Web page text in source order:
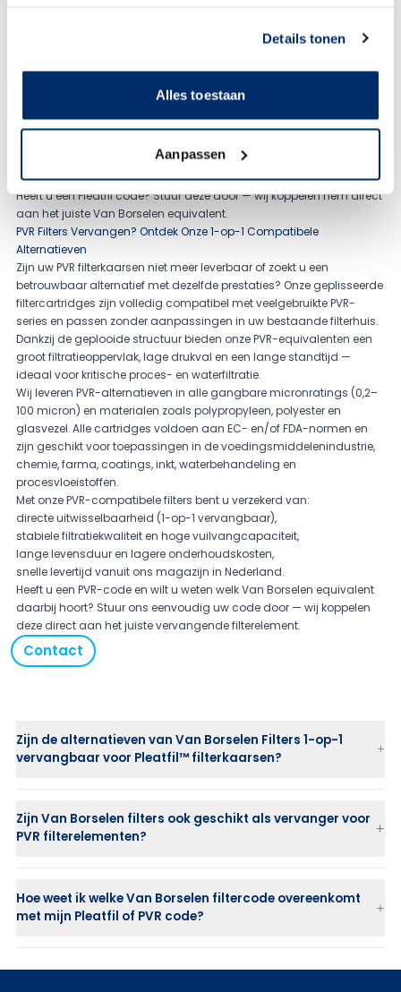
Details tonen
Alles toestaan
Aanpassen
PGP-lijn. Onze equivalenten worden geproduceerd volgens dezelfde
Onze alternatieven zijn beschikbaar in dezelfde lengtes,
aansluitingen en micronratings als de oorspronkelijke Pleatfil filters.
identieke filtratiekwaliteit,
korte levertijden uit voorraad.
Heeft u een Pleatfil code? Stuur deze door — wij koppelen hem direct
aan het juiste Van Borselen equivalent.
PVR Filters Vervangen? Ontdek Onze 1-op-1 Compatibele
Alternatieven
Zijn uw PVR filterkaarsen niet meer leverbaar of zoekt u een
betrouwbaar alternatief met dezelfde prestaties? Onze geplisseerde
filtercartridges zijn volledig compatibel met veelgebruikte PVR-
series en passen zonder aanpassingen in uw bestaande filterhuis.
Dankzij de geplooide structuur bieden onze PVR-equivalenten een
groot filtratieoppervlak, lage drukval en een lange standtijd —
ideaal voor kritische proces- en waterfiltratie.
Wij leveren PVR-alternatieven in alle gangbare micronratings (0,2–
100 micron) en materialen zoals polypropyleen, polyester en
glasvezel. Alle cartridges voldoen aan EC- en/of FDA-normen en
zijn geschikt voor toepassingen in de voedingsmiddelenindustrie,
chemie, farma, coatings, inkt, waterbehandeling en
procesvloeistoffen.
Met onze PVR-compatibele filters bent u verzekerd van:
directe uitwisselbaarheid (1-op-1 vervangbaar),
stabiele filtratiekwaliteit en hoge vuilvangcapaciteit,
lange levensduur en lagere onderhoudskosten,
snelle levertijd vanuit ons magazijn in Nederland.
Heeft u een PVR-code en wilt u weten welk Van Borselen equivalent
daarbij hoort? Stuur ons eenvoudig uw code door — wij koppelen
deze direct aan het juiste vervangende filterelement.
Contact
Zijn de alternatieven van Van Borselen Filters 1-op-1
vervangbaar voor Pleatfil™ filterkaarsen?
Zijn Van Borselen filters ook geschikt als vervanger voor
PVR filterelementen?
Hoe weet ik welke Van Borselen filtercode overeenkomt
met mijn Pleatfil of PVR code?